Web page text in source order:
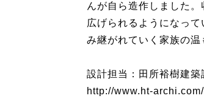
んが自ら造作しました
広げられるようになっ
み継がれていく家族の温
設計担当：田所裕樹建築
http://www.ht-archi.com/